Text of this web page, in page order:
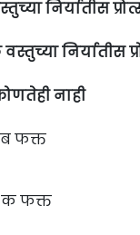
निर्यातीस
निर्यातीस
नाही
फक्त
क फक्त